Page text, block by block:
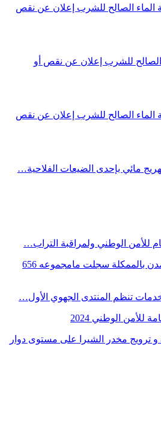
الصالح للشرب إعلان عن نقص
للشرب إعلان عن نقص أو
الصالح للشرب إعلان عن نقص
مائي بإحدى الضيعات الفلاحية…
للأمن الوطني ولمراقبة التراب…
2024 : مراكش ضمن أربع مدن بالممكلة سجلت مامجموعه 656
تنظم المنتدى الجهوي الأول…
للأمن الوطني 2024
مخدر الشيرا على مستوى دوار